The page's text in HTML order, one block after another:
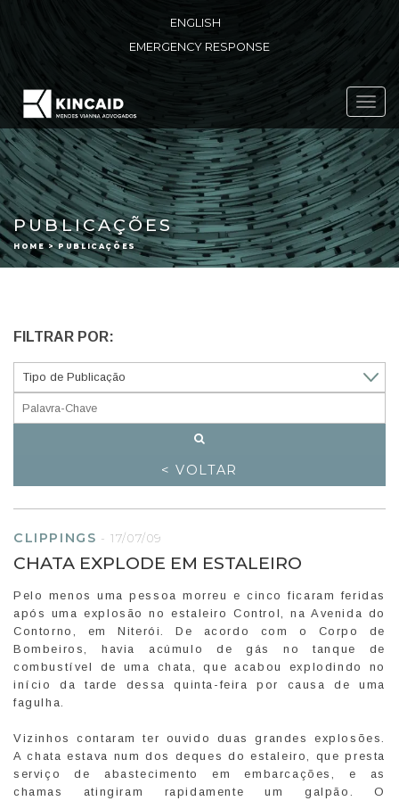
ENGLISH
EMERGENCY RESPONSE
PUBLICAÇÕES
HOME > PUBLICAÇÕES
FILTRAR POR:
< VOLTAR
CLIPPINGS -17/07/09
CHATA EXPLODE EM ESTALEIRO
Pelo menos uma pessoa morreu e cinco ficaram feridas
após uma explosão no estaleiro Control, na Avenida do
Contorno, em Niterói. De acordo com o Corpo de
Bombeiros, havia acúmulo de gás no tanque de
combustível de uma chata, que acabou explodindo no
início da tarde dessa quinta-feira por causa de uma
fagulha.
Vizinhos contaram ter ouvido duas grandes explosões.
A chata estava num dos deques do estaleiro, que presta
serviço de abastecimento em embarcações, e as
chamas atingiram rapidamente um galpão. O